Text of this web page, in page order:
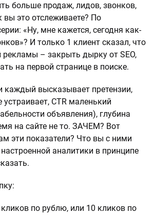
больше продаж, лидов, звонков,
вы это отслеживаете? По
«Ну, мне кажется, сегодня как-
И только 1 клиент сказал, что
рекламы – закрыть дырку от SEO,
на первой странице в поиске.
каждый высказывает претензии,
устраивает, CTR маленький
объявления), глубина
на сайте не то. ЗАЧЕМ? Вот
эти показатели? Что вы с ними
аналитики в принципе
по рублю, или 10 кликов по